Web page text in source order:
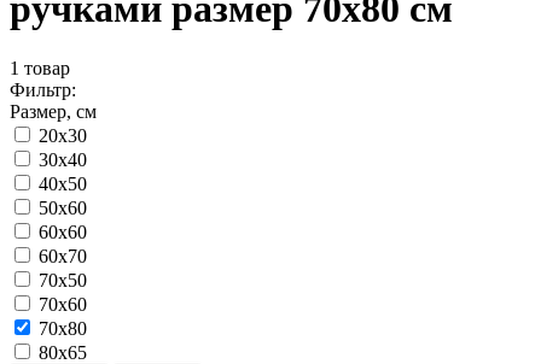
ручками размер 70x80 см
1 товар
Фильтр:
Размер, см
20x30
30x40
40x50
50x60
60x60
60x70
70x50
70x60
70x80
80x65